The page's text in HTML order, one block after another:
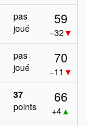
pas
joué
59
−32 ▼
pas
joué
70
−11 ▼
37
points
66
+4▲